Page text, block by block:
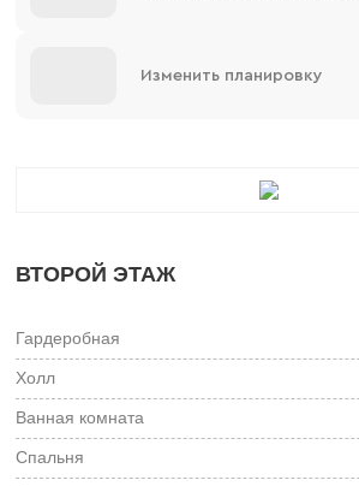
Изменить планировку
ВТОРОЙ ЭТАЖ
Гардеробная
Холл
Ванная комната
Спальня